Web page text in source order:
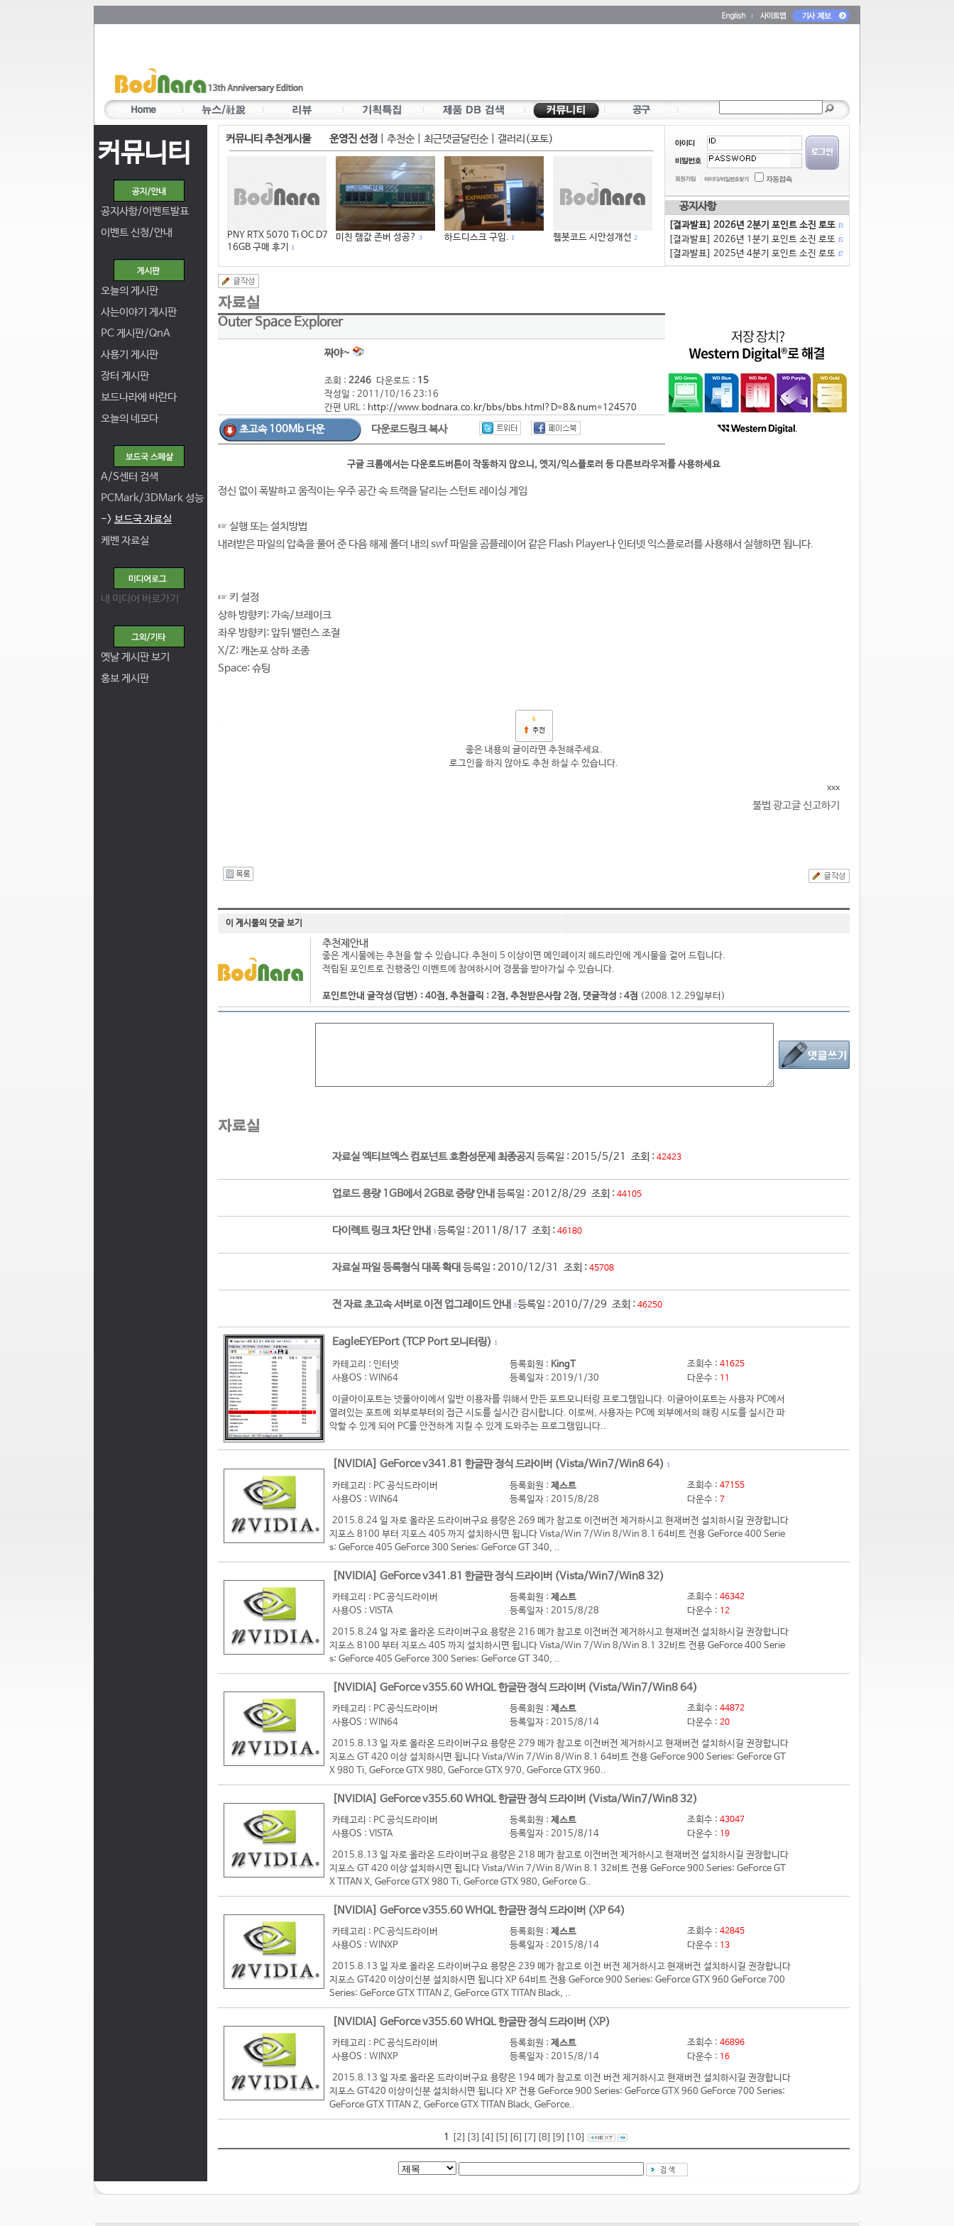
커뮤니티
공지사항/이벤트발표
이벤트 신청/안내
오늘의 게시판
사는이야기 게시판
PC 게시판/QnA
사용기 게시판
장터 게시판
보드나라에 바란다
오늘의 네모다
A/S센터 검색
PCMark/3DMark 성능
-> 보드국 자료실
케벤 자료실
내 미디어 바로가기
옛날 게시판 보기
홍보 게시판
커뮤니티 추천게시물 운영진 선정 추천순| 최근댓글달린순| 갤러리(포토)
PNY RTX 5070 Ti OC D7
16GB 구매 후기
1
미친 램값 존버 성공? 3 하드디스크 구입. 1 웹봇코드 시안성개선 2
공지사항
[결과발표] 2026년 2분기 포인트 소진 로또 13
[결과발표] 2026년 1분기 포인트 소진 로또 15
[결과발표] 2025년 4분기 포인트 소진 로또 17
Outer Space Explorer
짜야~
조회 : 2246 다운로드 : 15
작성일 : 2011/10/16 23:16
간편 URL : http://www.bodnara.co.kr/bbs/bbs.html?D=8&num=124570
초고속 100Mb 다운 다운로드링크 복사
구글 크롬에서는 다운로드버튼이 작동하지 않으니, 엣지/익스플로러 등 다른브라우저를 사용하세요
정신 없이 폭발하고 움직이는 우주 공간 속 트랙을 달리는 스턴트 레이싱 게임
☞ 실행 또는 설치방법
내려받은 파일의 압축을 풀어 준 다음 해제 폴더 내의 swf 파일을 곰플레이어 같은 Flash Player나 인터넷 익스플로러를 사용해서 실행하면 됩니다.
☞ 키 설정
상하 방향키: 가속/브레이크
좌우 방향키: 앞뒤 밸런스 조절
X/Z: 캐논포 상하 조종
Space: 슈팅
6
좋은 내용의 글이라면 추천해주세요.
로그인을 하지 않아도 추천 하실 수 있습니다.
xxx
불법 광고글 신고하기
이 게시물의 댓글 보기
추천제안내
좋은 게시물에는 추천을 할 수 있습니다.추천이 5 이상이면 메인페이지 헤드라인에 게시물을 걸어 드립니다.
적립된 포인트로 진행중인 이벤트에 참여하시어 경품을 받아가실 수 있습니다.
포인트안내 글작성(답변) : 40점, 추천클릭 : 2점, 추천받은사람 2점, 댓글작성 : 4점 (2008.12.29일부터)
자료실 엑티브엑스 컴포넌트 호환성문제 최종공지 등록일 : 2015/5/21 조회 : 42423
업로드 용량 1GB에서 2GB로 증량 안내 등록일 : 2012/8/29 조회 : 44105
다이렉트 링크 차단 안내 1등록일 : 2011/8/17 조회 : 46180
자료실 파일 등록형식 대폭 확대 등록일 : 2010/12/31 조회 : 45708
전 자료 초고속 서버로 이전 업그레이드 안내 3등록일 : 2010/7/29 조회 : 46250
EagleEYEPort (TCP Port 모니터링) 1
카테고리 : 인터넷
사용OS : WIN64
등록회원 : KingT
등록일자 : 2019/1/30
조회수 : 41625
다운수 : 11
이글아이포트는 넷풀아이에서 일반 이용자를 위해서 만든 포트모니터링 프로그램입니다. 이글아이포트는 사용자 PC에서
열려있는 포트에 외부로부터의 접근 시도를 실시간 감시합니다. 이로써, 사용자는 PC에 외부에서의 해킹 시도를 실시간 파
악할 수 있게 되어 PC를 안전하게 지킬 수 있게 도와주는 프로그램입니다..
[NVIDIA] GeForce v341.81 한글판 정식 드라이버 (Vista/Win7/Win8 64) 1
카테고리 : PC 공식드라이버
사용OS : WIN64
등록회원 : 제스트
등록일자 : 2015/8/28
조회수 : 47155
다운수 : 7
2015.8.24 일 자로 올라온 드라이버구요 용량은 269 메가 참고로 이전버전 제거하시고 현재버전 설치하시길 권장합니다
지포스 8100 부터 지포스 405 까지 설치하시면 됩니다 Vista/Win 7/Win 8/Win 8.1 64비트 전용 GeForce 400 Serie
s: GeForce 405 GeForce 300 Series: GeForce GT 340, ..
[NVIDIA] GeForce v341.81 한글판 정식 드라이버 (Vista/Win7/Win8 32)
카테고리 : PC 공식드라이버
사용OS : VISTA
등록회원 : 제스트
등록일자 : 2015/8/28
조회수 : 46342
다운수 : 12
2015.8.24 일 자로 올라온 드라이버구요 용량은 216 메가 참고로 이전버전 제거하시고 현재버전 설치하시길 권장합니다
지포스 8100 부터 지포스 405 까지 설치하시면 됩니다 Vista/Win 7/Win 8/Win 8.1 32비트 전용 GeForce 400 Serie
s: GeForce 405 GeForce 300 Series: GeForce GT 340, ..
[NVIDIA] GeForce v355.60 WHQL 한글판 정식 드라이버 (Vista/Win7/Win8 64)
카테고리 : PC 공식드라이버
사용OS : WIN64
등록회원 : 제스트
등록일자 : 2015/8/14
조회수 : 44872
다운수 : 20
2015.8.13 일 자로 올라온 드라이버구요 용량은 279 메가 참고로 이전버전 제거하시고 현재버전 설치하시길 권장합니다
지포스 GT 420 이상 설치하시면 됩니다 Vista/Win 7/Win 8/Win 8.1 64비트 전용 GeForce 900 Series: GeForce GT
X 980 Ti, GeForce GTX 980, GeForce GTX 970, GeForce GTX 960..
[NVIDIA] GeForce v355.60 WHQL 한글판 정식 드라이버 (Vista/Win7/Win8 32)
카테고리 : PC 공식드라이버
사용OS : VISTA
등록회원 : 제스트
등록일자 : 2015/8/14
조회수 : 43047
다운수 : 19
2015.8.13 일 자로 올라온 드라이버구요 용량은 218 메가 참고로 이전버전 제거하시고 현재버전 설치하시길 권장합니다
지포스 GT 420 이상 설치하시면 됩니다 Vista/Win 7/Win 8/Win 8.1 32비트 전용 GeForce 900 Series: GeForce GT
X TITAN X, GeForce GTX 980 Ti, GeForce GTX 980, GeForce G..
[NVIDIA] GeForce v355.60 WHQL 한글판 정식 드라이버 (XP 64)
카테고리 : PC 공식드라이버
사용OS : WINXP
등록회원 : 제스트
등록일자 : 2015/8/14
조회수 : 42845
다운수 : 13
2015.8.13 일 자로 올라온 드라이버구요 용량은 239 메가 참고로 이전 버전 제거하시고 현재버전 설치하시길 권장합니다
지포스 GT420 이상이신분 설치하시면 됩니다 XP 64비트 전용 GeForce 900 Series: GeForce GTX 960 GeForce 700
Series: GeForce GTX TITAN Z, GeForce GTX TITAN Black, ..
[NVIDIA] GeForce v355.60 WHQL 한글판 정식 드라이버 (XP)
카테고리 : PC 공식드라이버
사용OS : WINXP
등록회원 : 제스트
등록일자 : 2015/8/14
조회수 : 46896
다운수 : 16
2015.8.13 일 자로 올라온 드라이버구요 용량은 194 메가 참고로 이전 버전 제거하시고 현재버전 설치하시길 권장합니다
지포스 GT420 이상이신분 설치하시면 됩니다 XP 전용 GeForce 900 Series: GeForce GTX 960 GeForce 700 Series:
GeForce GTX TITAN Z, GeForce GTX TITAN Black, GeForce..
1 [2] [3] [4] [5] [6] [7] [8] [9] [10]